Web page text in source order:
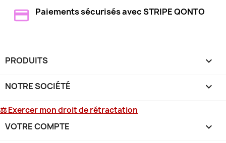
Paiements sécurisés avec STRIPE QONTO
PRODUITS 
NOTRE SOCIÉTÉ 
⚖ Exercer mon droit de rétractation
VOTRE COMPTE 